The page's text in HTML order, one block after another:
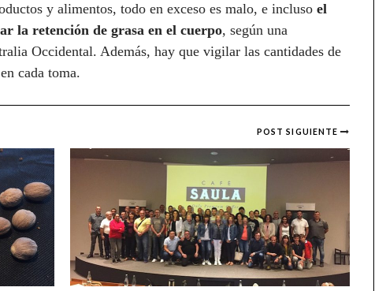
y alimentos, todo en exceso es malo, e incluso el
la retención de grasa en el cuerpo, según una
Occidental. Además, hay que vigilar las cantidades de
cada toma.
POST SIGUIENTE